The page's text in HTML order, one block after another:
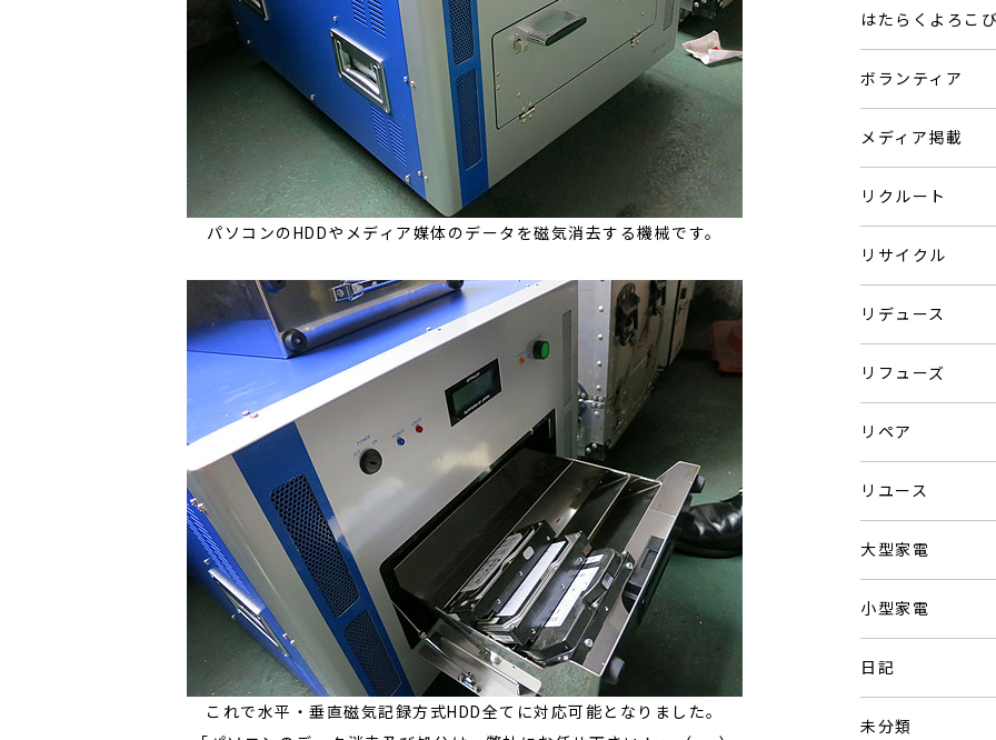
パソコンのHDDやメディア媒体のデータを磁気消去する機械です。
これで水平・垂直磁気記録方式HDD全てに対応可能となりました。
はたらくよろこ
ボランティア
メディア掲載
リクルート
リサイクル
リデュース
リフューズ
リペア
リユース
大型家電
小型家電
日記
未分類